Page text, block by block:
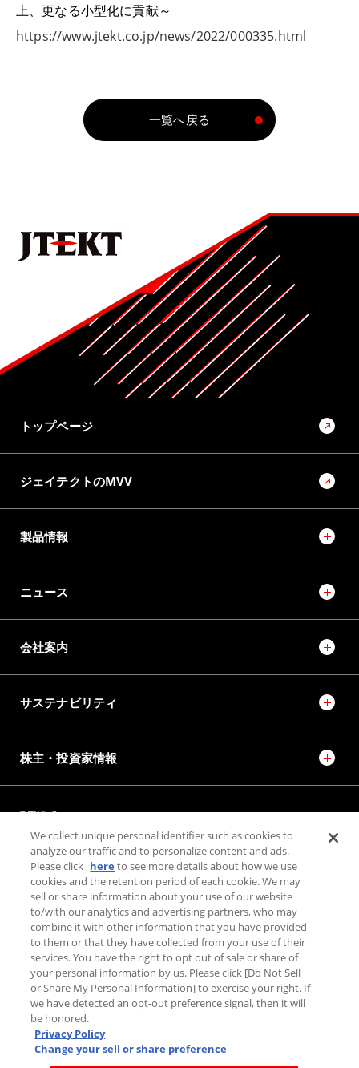
上、更なる小型化に貢献～
https://www.jtekt.co.jp/news/2022/000335.html
一覧へ戻る
トップページ
ジェイテクトのMVV
製品情報
ニュース
会社案内
サステナビリティ
株主・投資家情報
採用情報 JTEKT STORIES
JTEKT SPORTS
JTEKT ENGINEERING JOURNAL
施設紹介
お問い合わせ
個人情報保護方針
利用規約
利用者情報の外部送信について
We collect unique personal identifier such as cookies to
analyze our traffic and to personalize content and ads.
Please click here to see more details about how we use
cookies and the retention period of each cookie. We may
sell or share information about your use of our website
to/with our analytics and advertising partners, who may
combine it with other information that you have provided
to them or that they have collected from your use of their
services. You have the right to opt out of sale or share of
your personal information by us. Please click [Do Not Sell
or Share My Personal Information] to exercise your right. If
we have detected an opt-out preference signal, then it will
be honored.
Privacy Policy
Change your sell or share preference